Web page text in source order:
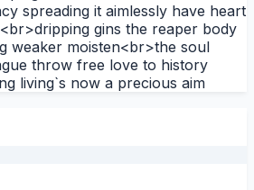
spreading it aimlessly have heart
gins the reaper body
weaker moisten<br>the soul
throw free love to history
living`s now a precious aim